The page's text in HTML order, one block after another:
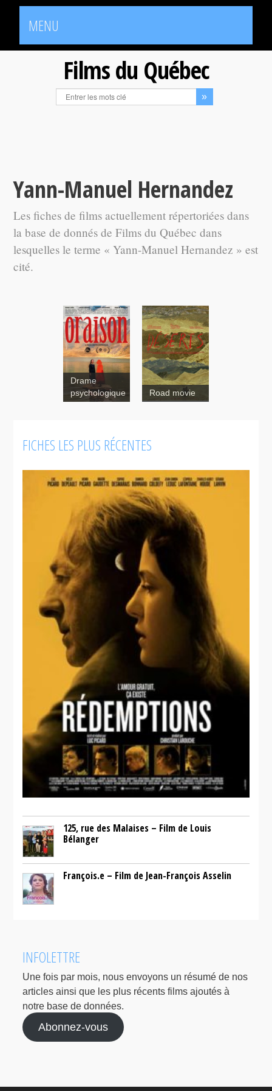
MENU
Films du Québec
Yann-Manuel Hernandez
Les fiches de films actuellement répertoriées dans
la base de donnés de Films du Québec dans
lesquelles le terme « Yann-Manuel Hernandez » est
cité.
Drame
psychologique
Déserts
Road movie
FICHES LES PLUS RÉCENTES
125, rue des Malaises – Film de Louis
Bélanger
François.e – Film de Jean-François Asselin
INFOLETTRE
Une fois par mois, nous envoyons un résumé de nos
articles ainsi que les plus récents films ajoutés à
notre base de données.
Abonnez-vous